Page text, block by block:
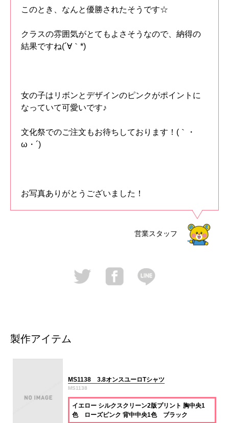
このとき、なんと優勝されたそうです☆
クラスの雰囲気がとてもよさそうなので、納得の
結果ですね(´∀｀*)
女の子はリボンとデザインのピンクがポイントに
なっていて可愛いです♪
文化祭でのご注文もお待ちしております！(｀・
ω・´)
お写真ありがとうございました！
営業スタッフ
製作アイテム
MS1138 3.8オンスユーロTシャツ
MS1138
イエロー シルクスクリーン2版プリント 胸中央1
色 ローズピンク 背中中央1色 ブラック